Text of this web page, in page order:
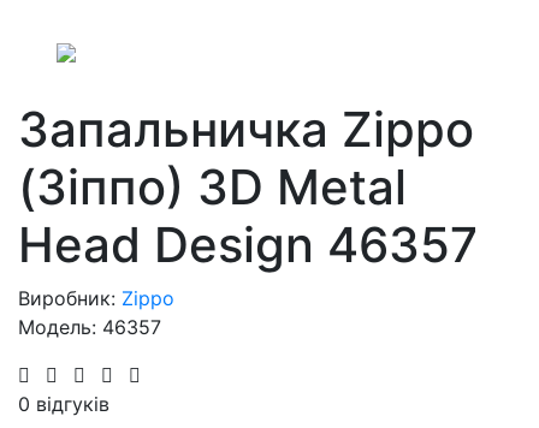
Запальничка Zippo
(Зіппо) 3D Metal
Head Design 46357
Виробник: Zippo
Модель: 46357
0 відгуків